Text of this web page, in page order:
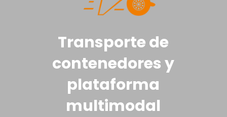
Transporte de
contenedores y
plataforma
multimodal